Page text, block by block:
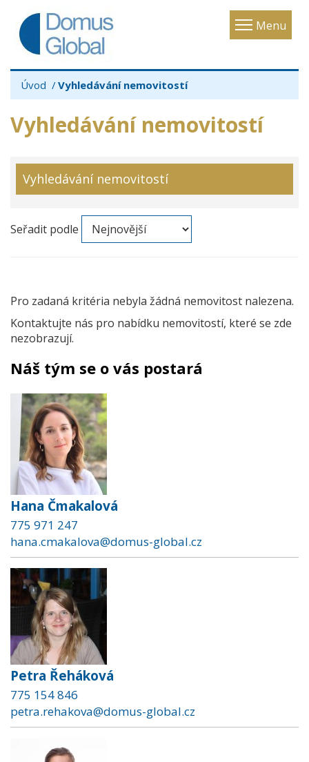
Menu
Toggle
Úvod Vyhledávání nemovitostí
Vyhledávání nemovitostí
Vyhledávání nemovitostí
Seřadit podle
Pro zadaná kritéria nebyla žádná nemovitost nalezena.
Kontaktujte nás pro nabídku nemovitostí, které se zde
nezobrazují.
Náš tým se o vás postará
Hana Čmakalová
775 971 247
hana.cmakalova@domus-global.cz
Petra Řeháková
775 154 846
petra.rehakova@domus-global.cz